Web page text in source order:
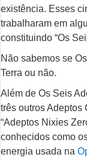
existência. Esses
trabalharam em
constituindo “Os
Não sabemos se
Terra ou não.
Além de Os Seis
três outros Adeptos
“Adeptos Nixies
conhecidos como
energia usada na